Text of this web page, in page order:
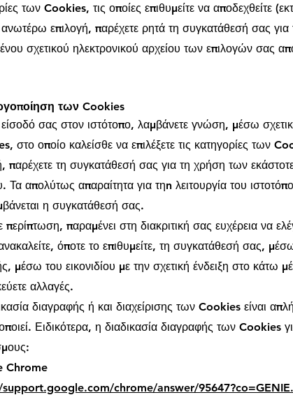
των Cookies, τις οποίες επιθυμείτε να
επιλογή, παρέχετε ρητά τη συγκατάθεσή σας
σχετικού ηλεκτρονικού αρχείου των επιλογών σας
των Cookies
σας στον ιστότοπο, λαμβάνετε γνώση, μέσω
στο οποίο καλείσθε να επιλέξετε τις κατηγορίες των
παρέχετε τη συγκατάθεσή σας για τη χρήση των
Τα απολύτως απαραίτητα για τηn λειτουργία του
η συγκατάθεσή σας.
περίπτωση, παραμένει στη διακριτική σας ευχέρεια να
όποτε το επιθυμείτε, τη συγκατάθεσή σας,
μέσω του εικονιδίου με την σχετική ένδειξη στο κάτω
αλλαγές.
διαγραφής ή και διαχείρισης των Cookies είναι
Ειδικότερα, η διαδικασία διαγραφής των Cookies
Chrome
chrome/answer/